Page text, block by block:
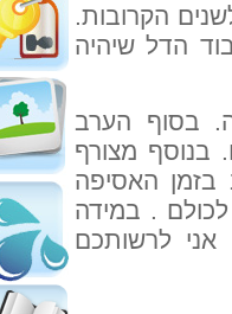
הקרובות.
הדל שיהיה
בסוף הערב
בנוסף מצורף
בזמן האסיפה
. במידה
אני לרשותכם